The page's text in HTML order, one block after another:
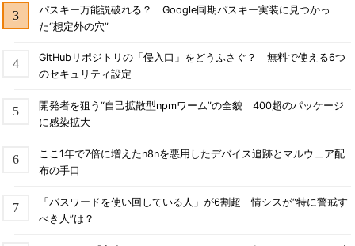
パスキー万能説破れる？ Google同期パスキー実装に見つかっ
た“想定外の穴”
GitHubリポジトリの「侵入口」をどうふさぐ？ 無料で使える6つ
のセキュリティ設定
開発者を狙う“自己拡散型npmワーム”の全貌 400超のパッケージ
に感染拡大
ここ1年で7倍に増えたn8nを悪用したデバイス追跡とマルウェア配
布の手口
「パスワードを使い回している人」が6割超 情シスが“特に警戒す
べき人”は？